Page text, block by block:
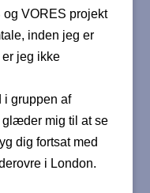
og VORES projekt
inden jeg er
jeg ikke
i gruppen af
glæder mig til at se
dig fortsat med
i London.